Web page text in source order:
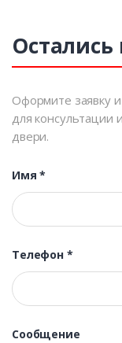
Остались
Оформите заявку
для консультации
двери.
Имя*
Телефон *
Сообщение